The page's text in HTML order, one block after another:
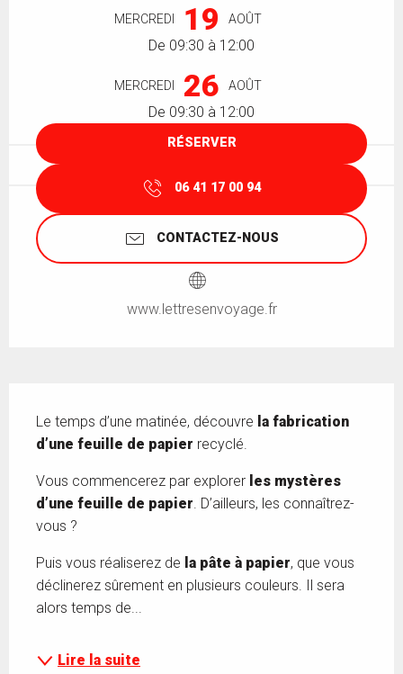
MERCREDI 19 AOÛT
De 09:30 à 12:00
MERCREDI 26 AOÛT
De 09:30 à 12:00
RÉSERVER
06 41 17 00 94
CONTACTEZ-NOUS
www.lettresenvoyage.fr
Le temps d’une matinée, découvre la fabrication
d’une feuille de papier recyclé.
Vous commencerez par explorer les mystères
d’une feuille de papier. D’ailleurs, les connaîtrez-
vous ?
Puis vous réaliserez de la pâte à papier, que vous
déclinerez sûrement en plusieurs couleurs. Il sera
alors temps de...
Lire la suite